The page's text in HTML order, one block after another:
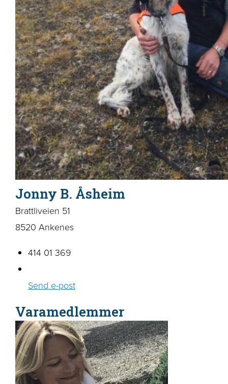
Jonny B. Åsheim
Brattliveien 51
8520 Ankenes
414 01 369
Send e-post
Varamedlemmer